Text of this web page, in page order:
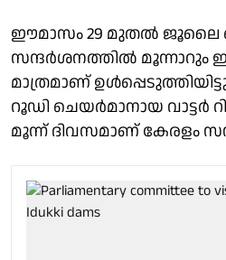
ഈമാസം 29 മുതൽ ജൂലൈ
സന്ദർശനത്തിൽ മൂന്നാറും
മാത്രമാണ്
റൂഡി ചെയർമാനായ വാട്ടർ
മൂന്ന് ദിവസമാണ് കേരളം